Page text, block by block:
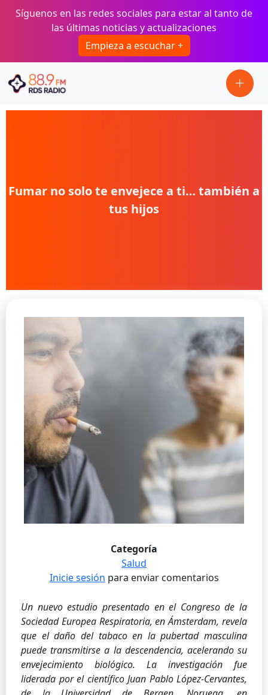
Pasar al contenido principal
Síguenos en las redes sociales para estar al tanto de
las últimas noticias y actualizaciones
Empieza a escuchar +
Fumar no solo te envejece a ti… también a
tus hijos
Categoría
Salud
Inicie sesión para enviar comentarios
Un nuevo estudio presentado en el Congreso de la
Sociedad Europea Respiratoria, en Ámsterdam, revela
que el daño del tabaco en la pubertad masculina
puede transmitirse a la descendencia, acelerando su
envejecimiento biológico. La investigación fue
liderada por el científico Juan Pablo López-Cervantes,